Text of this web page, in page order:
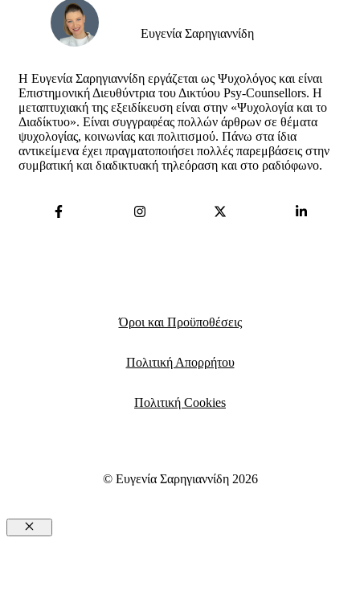
Ευγενία Σαρηγιαννίδη
Η Ευγενία Σαρηγιαννίδη εργάζεται ως Ψυχολόγος και είναι
Επιστημονική Διευθύντρια του Δικτύου Psy-Counsellors. Η
μεταπτυχιακή της εξειδίκευση είναι στην «Ψυχολογία και το
Διαδίκτυο». Είναι συγγραφέας πολλών άρθρων σε θέματα
ψυχολογίας, κοινωνίας και πολιτισμού. Πάνω στα ίδια
αντικείμενα έχει πραγματοποιήσει πολλές παρεμβάσεις στην
συμβατική και διαδικτυακή τηλεόραση και στο ραδιόφωνο.
Όροι και Προϋποθέσεις
Πολιτική Απορρήτου
Πολιτική Cookies
© Ευγενία Σαρηγιαννίδη 2026
Close